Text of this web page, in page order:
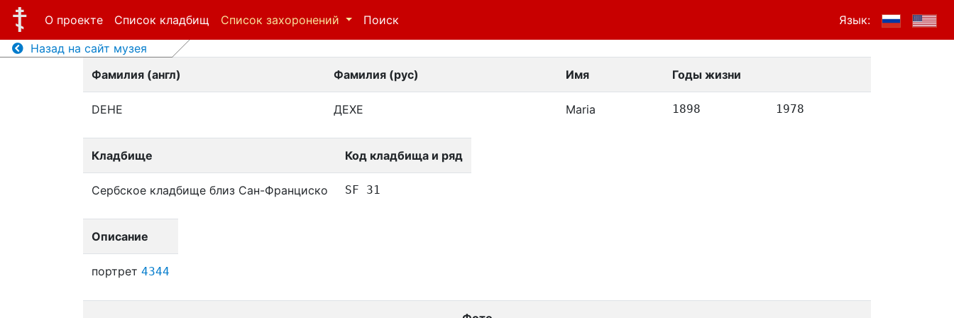
О проекте Список кладбищ Список захоронений Поиск
Язык:
Назад на сайт музея
Фамилия (англ)
Фамилия (рус) Имя Годы жизни
DEHE ДЕХЕ Maria 1898 1978
Кладбище Код кладбища и ряд
Сербское кладбище близ Сан-Франциско SF 31
Описание
портрет 4344